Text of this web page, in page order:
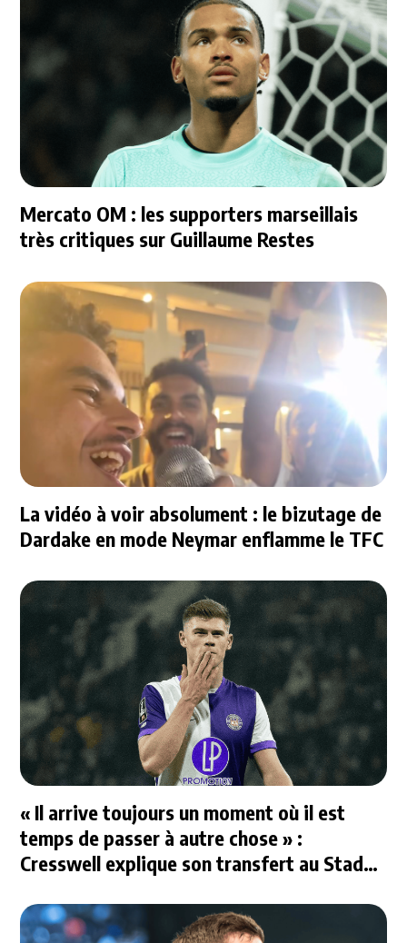
Mercato OM : les supporters marseillais
très critiques sur Guillaume Restes
La vidéo à voir absolument : le bizutage de
Dardake en mode Neymar enflamme le TFC
« Il arrive toujours un moment où il est
temps de passer à autre chose » :
Cresswell explique son transfert au Stade